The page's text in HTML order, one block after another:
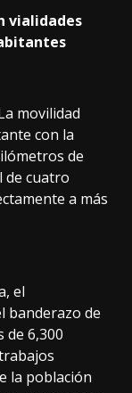
vialidades
movilidad
con la
de
de cuatro
a más
el
banderazo de
de 6,300
la población